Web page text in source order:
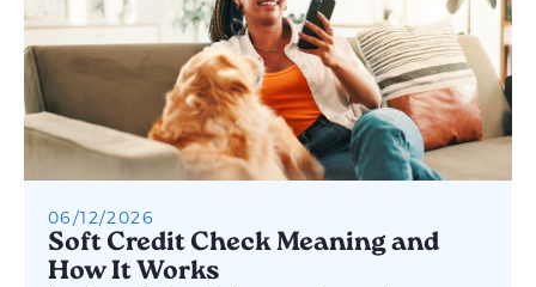
06 /12/2026
Soft Credit Check Meaning and
How It Works